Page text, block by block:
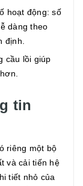
hoạt động: số
dàng theo
định.
cầu lồi giúp
tin
riêng một bộ
và cải tiến hệ
tiết nhỏ của